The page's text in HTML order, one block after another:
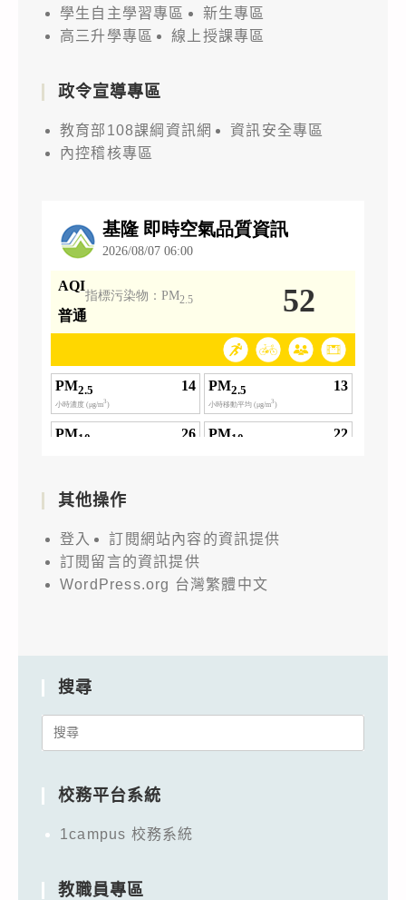
學生自主學習專區
新生專區
高三升學專區
線上授課專區
政令宣導專區
教育部108課綱資訊網
資訊安全專區
內控稽核專區
其他操作
登入
訂閱網站內容的資訊提供
訂閱留言的資訊提供
WordPress.org 台灣繁體中文
搜尋
Search
校務平台系統
1campus 校務系統
教職員專區